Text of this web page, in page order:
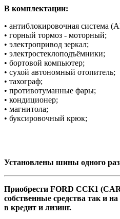
В комплектации:
• антиблокировочная система
• горный тормоз - моторный;
• электропривод зеркал;
• электростеклоподъёмники;
• бортовой компьютер;
• сухой автономный отопитель;
• тахограф;
• противотуманные фары;
• кондиционер;
• магнитола;
• буксировочный крюк;
Установлены шины одного
Приобрести FORD CCK1
собственные средства так и
в кредит и лизинг.